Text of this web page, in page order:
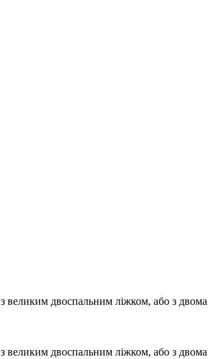
великим двоспальним ліжком, або з двома
великим двоспальним ліжком, або з двома